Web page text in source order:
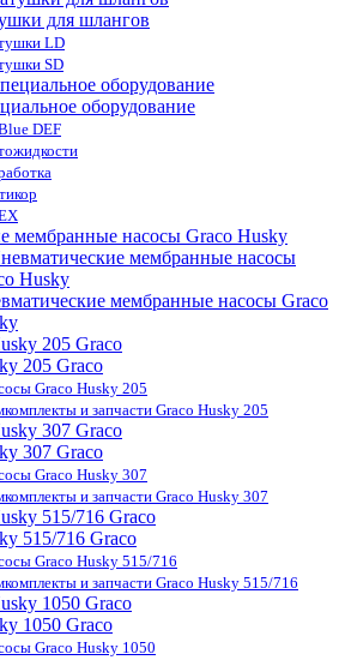
для шлангов
LD
SD
оборудование
DEF
мембранные насосы Graco Husky
мембранные насосы Graco
205 Graco
Graco Husky 205
и запчасти Graco Husky 205
307 Graco
Graco Husky 307
и запчасти Graco Husky 307
515/716 Graco
Graco Husky 515/716
и запчасти Graco Husky 515/716
1050 Graco
Graco Husky 1050